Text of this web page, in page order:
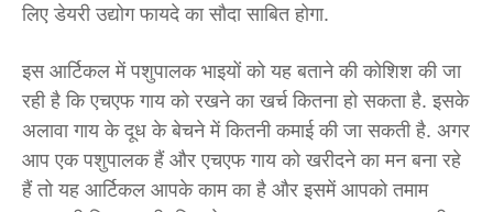
लिए डेयरी उद्योग फायदे का सौदा साबित होगा.
इस आर्टिकल में पशुपालक भाइयों को यह बताने की कोशिश की जा
रही है कि एचएफ गाय को रखने का खर्च कितना हो सकता है. इसके
अलावा गाय के दूध के बेचने में कितनी कमाई की जा सकती है. अगर
आप एक पशुपालक हैं और एचएफ गाय को खरीदने का मन बना रहे
हैं तो यह आर्टिकल आपके काम का है और इसमें आपको तमाम